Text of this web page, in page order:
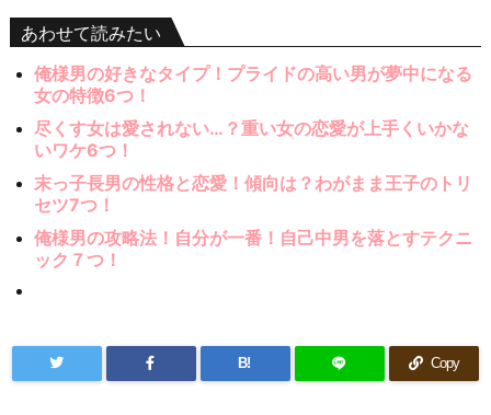
あわせて読みたい
俺様男の好きなタイプ！プライドの高い男が夢中になる
女の特徴6つ！
尽くす女は愛されない…？重い女の恋愛が上手くいかな
いワケ6つ！
末っ子長男の性格と恋愛！傾向は？わがまま王子のトリ
セツ7つ！
俺様男の攻略法！自分が一番！自己中男を落とすテクニ
ック７つ！
B! Copy